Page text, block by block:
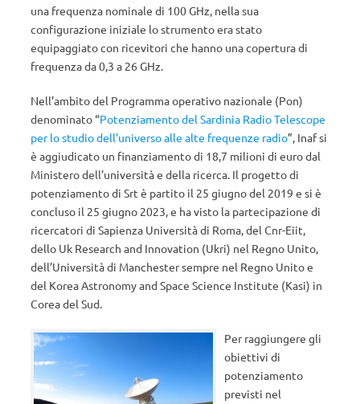
una frequenza nominale di 100 GHz, nella sua
configurazione iniziale lo strumento era stato
equipaggiato con ricevitori che hanno una copertura di
frequenza da 0,3 a 26 GHz.
Nell’ambito del Programma operativo nazionale (Pon)
denominato “Potenziamento del Sardinia Radio Telescope
per lo studio dell’universo alle alte frequenze radio”, Inaf si
è aggiudicato un finanziamento di 18,7 milioni di euro dal
Ministero dell’università e della ricerca. Il progetto di
potenziamento di Srt è partito il 25 giugno del 2019 e si è
concluso il 25 giugno 2023, e ha visto la partecipazione di
ricercatori di Sapienza Università di Roma, del Cnr-Eiit,
dello Uk Research and Innovation (Ukri) nel Regno Unito,
dell’Università di Manchester sempre nel Regno Unito e
del Korea Astronomy and Space Science Institute (Kasi) in
Corea del Sud.
Per raggiungere gli
obiettivi di
potenziamento
previsti nel